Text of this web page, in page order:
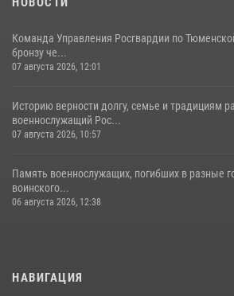
Команда Управления Росгвардии по
бронзу че...
07 августа 2026, 12:01
Историю верности долгу, семье и традициям
военнослужащий Рос...
07 августа 2026, 10:57
Память военнослужащих, погибших в разные
воинского...
06 августа 2026, 12:38
НАВИГАЦИЯ